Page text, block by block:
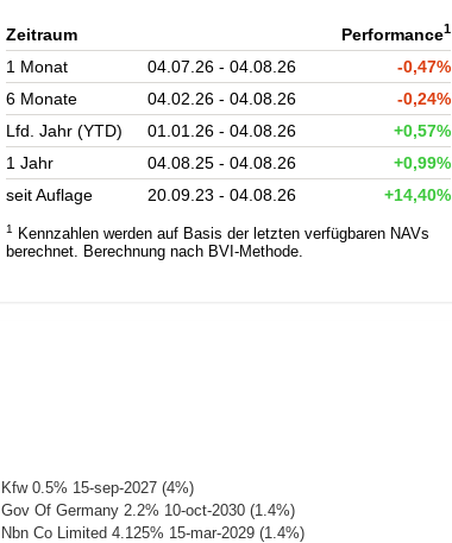
Zeitraum Performance1
1 Monat 04.07.26 - 04.08.26
-0,47%
6 Monate
04.02.26 - 04.08.26
-0,24%
Lfd. Jahr (YTD)
01.01.26 - 04.08.26
+0,57%
1 Jahr
04.08.25 - 04.08.26
+0,99%
seit Auflage
20.09.23 - 04.08.26 +14,40%
1
Kennzahlen werden auf Basis der letzten verfügbaren NAVs
berechnet. Berechnung nach BVI-Methode.
Kfw 0.5% 15-sep-2027 (4%)
Gov Of Germany 2.2% 10-oct-2030 (1.4%)
Nbn Co Limited 4.125% 15-mar-2029 (1.4%)